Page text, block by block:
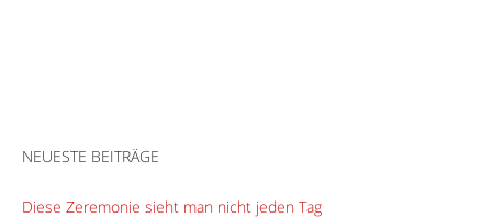
NEUESTE BEITRÄGE
Diese Zeremonie sieht man nicht jeden Tag